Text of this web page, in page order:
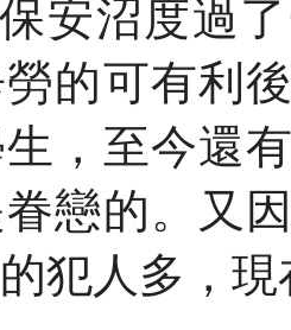
安沼度過
的可有利
，至今還
戀的。又
犯人多，